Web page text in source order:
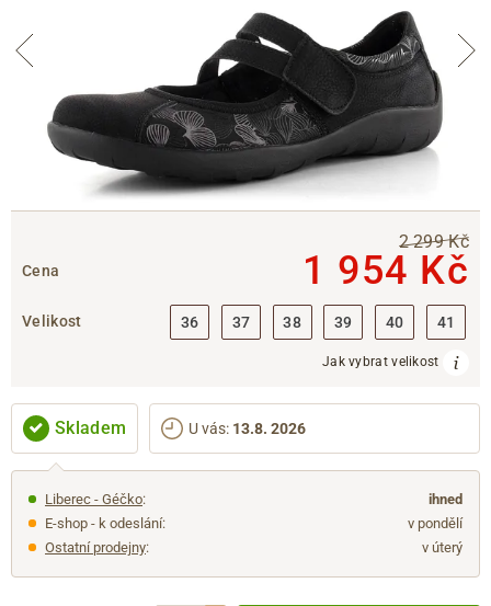
Cena
2 299 Kč
1 954 Kč
Velikost 36 37 38 39 40 41
Jak vybrat velikost
Skladem U vás: 13.8. 2026
Liberec - Géčko:
ihned
E-shop - k odeslání:
v pondělí
Ostatní prodejny: v úterý